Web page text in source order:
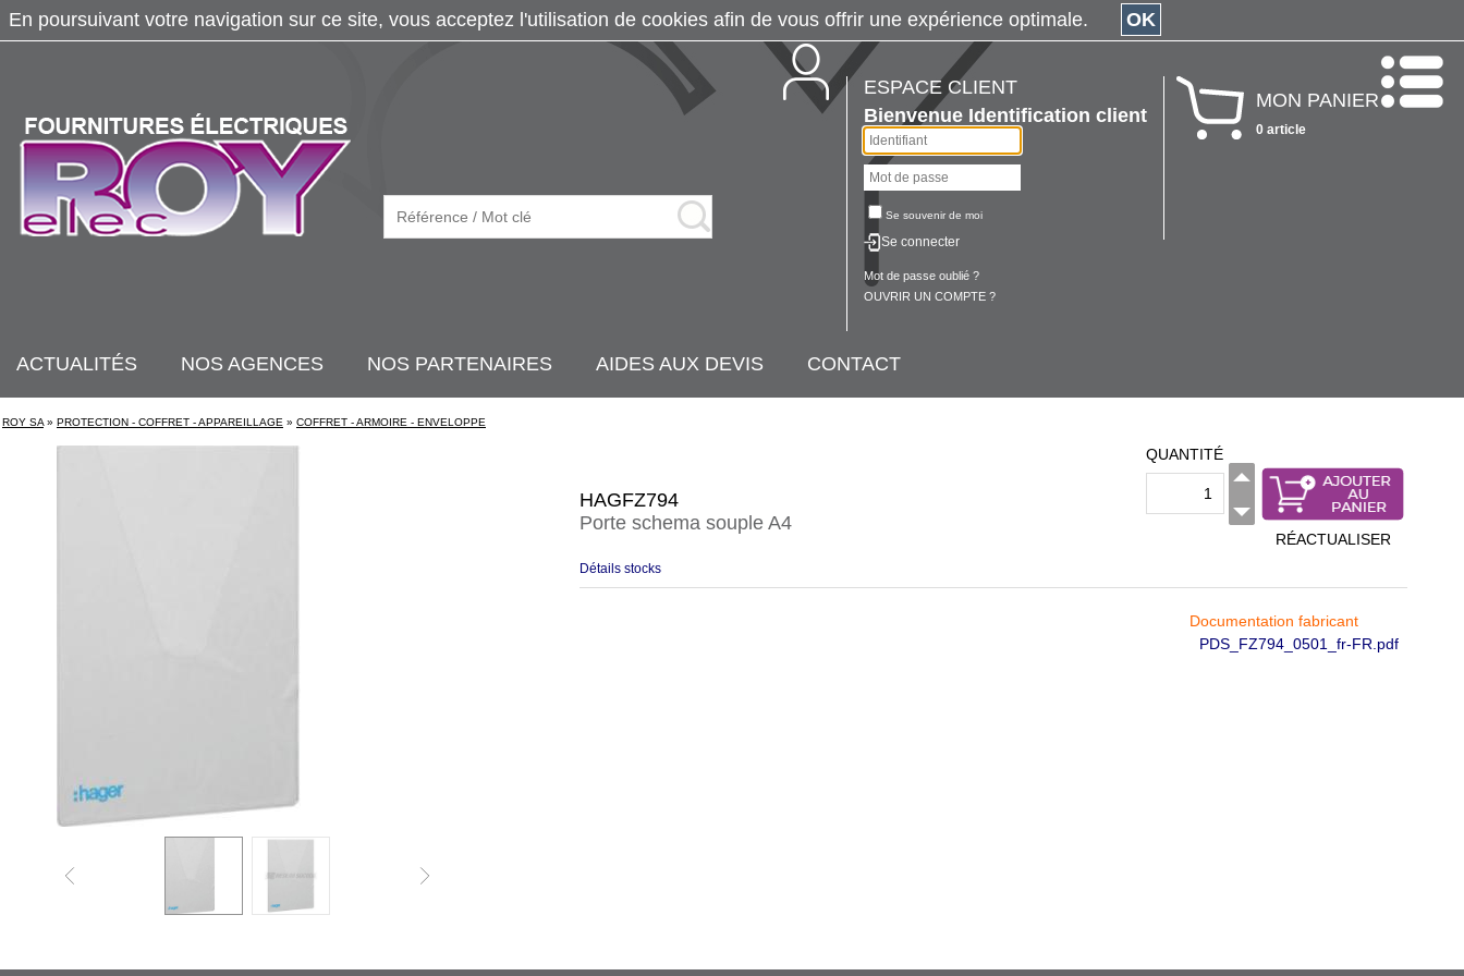
ESPACE CLIENT
Bienvenue Identification client
Se souvenir de moi
Se connecter
Mot de passe oublié ?
OUVRIR UN COMPTE ?
MON PANIER
0 article
ACTUALITÉS NOS AGENCES NOS PARTENAIRES AIDES AUX DEVIS CONTACT
ROY SA » PROTECTION - COFFRET - APPAREILLAGE » COFFRET - ARMOIRE - ENVELOPPE
HAGFZ794
Porte schema souple A4
QUANTITÉ
RÉACTUALISER
Détails stocks
Documentation fabricant
PDS_FZ794_0501_fr-FR.pdf
En poursuivant votre navigation sur ce site, vous acceptez l'utilisation de cookies afin de vous offrir une expérience optimale. OK